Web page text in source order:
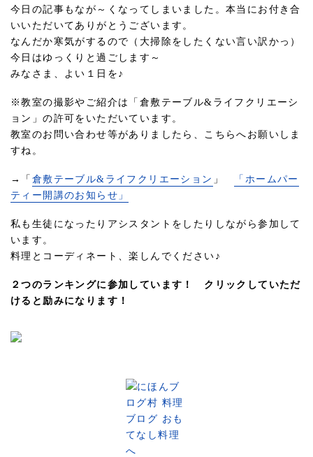
今日の記事もなが～くなってしまいました。本当にお付き合
いいただいてありがとうございます。
なんだか寒気がするので（大掃除をしたくない言い訳かっ）
今日はゆっくりと過ごします～
みなさま、よい１日を♪
※教室の撮影やご紹介は「倉敷テーブル&ライフクリエーシ
ョン」の許可をいただいています。
教室のお問い合わせ等がありましたら、こちらへお願いしま
すね。
→「 倉敷テーブル&ライフクリエーション 」
「ホームパー
ティー開講のお知らせ」
私も生徒になったりアシスタントをしたりしながら参加して
います。
料理とコーディネート、楽しんでください♪
２つのランキングに参加しています！ クリックしていただ
けると励みになります！